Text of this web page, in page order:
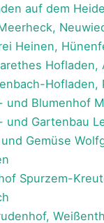
auf dem
Heinen,
Hofladen,
Hofladen,
und Blumenhof
und Gartenbau
Gemüse
Spurzem-